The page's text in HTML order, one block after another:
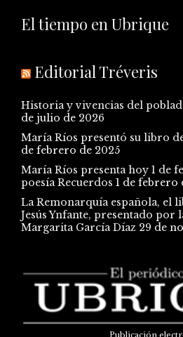
El tiempo en Ubrique
Editorial Tréveris
Historia y vivencias del
de julio de 2026
María Ríos presentó su libro
de febrero de 2025
María Ríos presenta hoy 1 de
poesía Recuerdos 1 de febrero
La Remonarquía española, el
Jesús Ynfante, presentado por
Margarita García Díaz 29 de